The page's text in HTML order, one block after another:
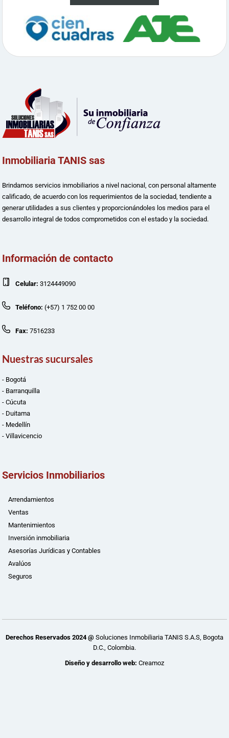
Inmobiliaria TANIS sas
Brindamos servicios inmobiliarios a nivel nacional, con personal altamente
calificado, de acuerdo con los requerimientos de la sociedad, tendiente a
generar utilidades a sus clientes y proporcionándoles los medios para el
desarrollo integral de todos comprometidos con el estado y la sociedad.
Información de contacto
Celular: 3124449090
Teléfono: (+57) 1 752 00 00
Fax: 7516233
Nuestras sucursales
- Bogotá
- Barranquilla
- Cúcuta
- Duitama
- Medellín
- Villavicencio
Servicios Inmobiliarios
Arrendamientos
Ventas
Mantenimientos
Inversión inmobiliaria
Asesorías Jurídicas y Contables
Avalúos
Seguros
Derechos Reservados 2024 @ Soluciones Inmobiliaria TANIS S.A.S, Bogota
D.C., Colombia.
Diseño y desarrollo web: Creamoz